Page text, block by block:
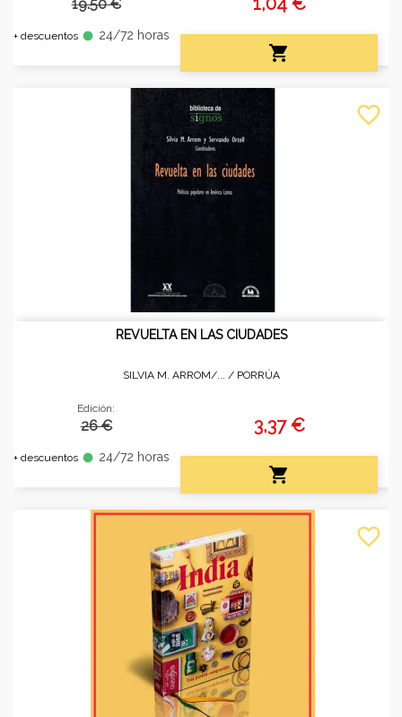
19.50 €
+ descuentos fiber_manual_record 24/72 horas

REVUELTA EN LAS CIUDADES
SILVIA M. ARROM/... / PORRÚA
Edición:
26 €
+ descuentos fiber_manual_record 24/72 horas
3,37 €

favorite_border
favorite_border